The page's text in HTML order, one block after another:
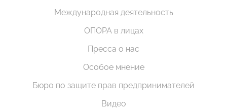
Международная деятельность
ОПОРА в лицах
Пресса о нас
Особое мнение
Бюро по защите прав предпринимателей
Видео